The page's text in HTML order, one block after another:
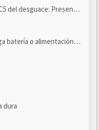
Presentación y seguimiento
o alimentación eléctri...
dura